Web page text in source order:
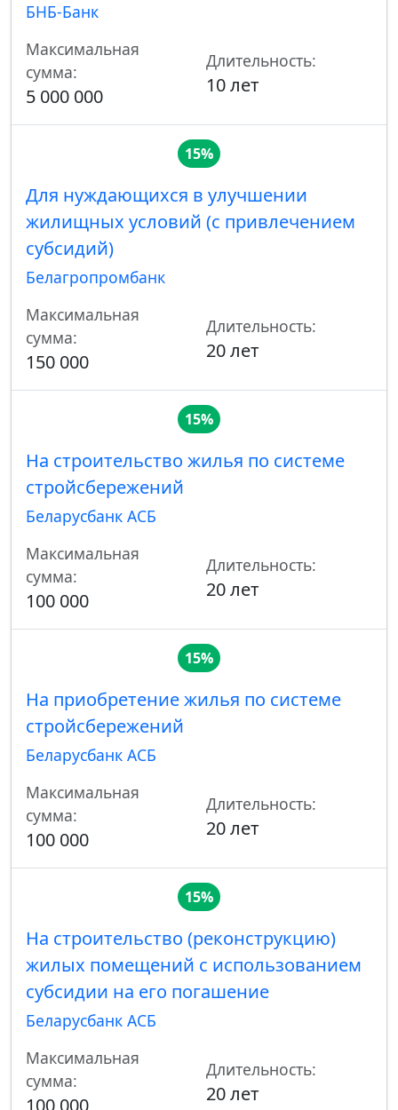
БНБ-Банк
Максимальная
сумма:
5 000 000
Длительность:
10 лет
15%
Для нуждающихся в улучшении
жилищных условий (с привлечением
субсидий)
Белагропромбанк
Максимальная
сумма:
150 000
Длительность:
20 лет
15%
На строительство жилья по системе
стройсбережений
Беларусбанк АСБ
Максимальная
сумма:
100 000
Длительность:
20 лет
15%
На приобретение жилья по системе
стройсбережений
Беларусбанк АСБ
Максимальная
сумма:
100 000
Длительность:
20 лет
15%
На строительство (реконструкцию)
жилых помещений с использованием
субсидии на его погашение
Беларусбанк АСБ
Максимальная
сумма:
Длительность:
20 лет